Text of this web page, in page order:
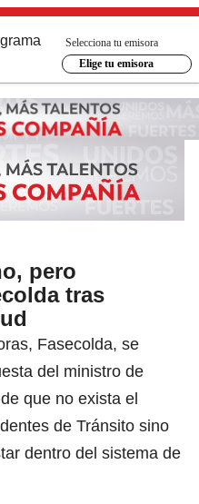
Selecciona tu emisora
Elige tu emisora
pero
tras
Fasecolda, se
del ministro de
que no exista el
de Tránsito sino
dentro del sistema de